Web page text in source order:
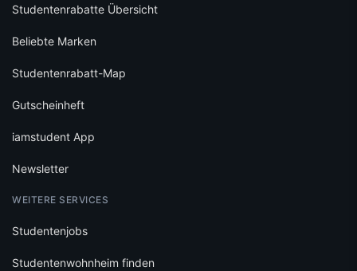
Studentenrabatte Übersicht
Beliebte Marken
Studentenrabatt-Map
Gutscheinheft
iamstudent App
Newsletter
WEITERE SERVICES
Studentenjobs
Studentenwohnheim finden